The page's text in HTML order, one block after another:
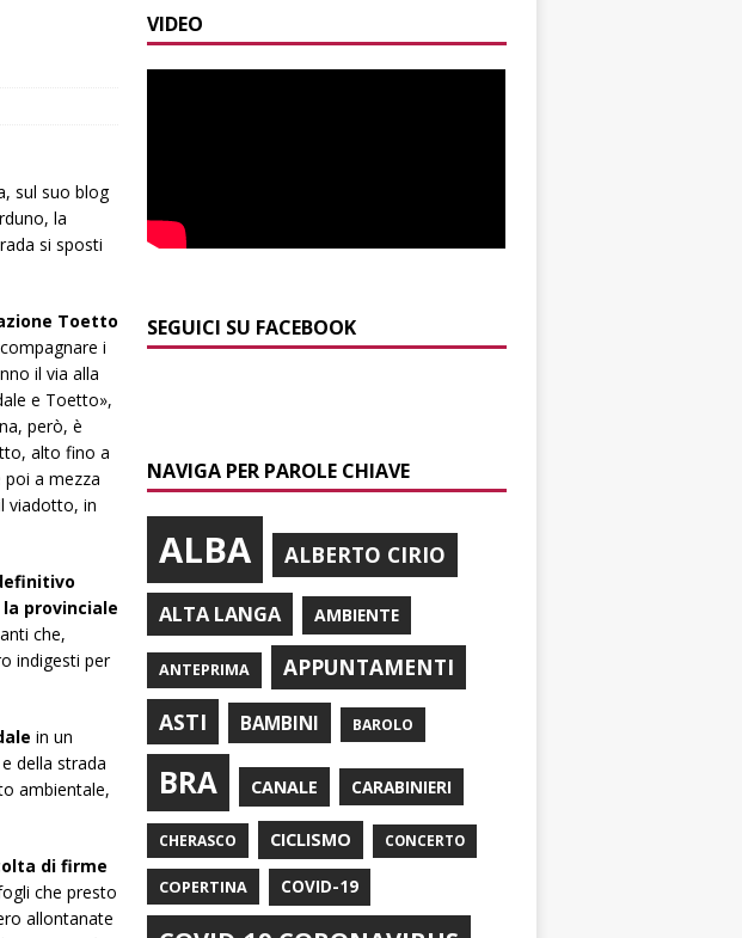
vita tra la
il
storia di
sul suo blog
la
si sposti
Toetto
i
il via alla
e Toetto»,
però, è
alto fino a
a mezza
viadotto, in
provinciale
che,
indigesti per
in un
della strada
ambientale,
di firme
che presto
allontanate
VIDEO
SEGUICI SU FACEBOOK
NAVIGA PER PAROLE CHIAVE
ALBA ALBERTO CIRIO
ALTA LANGA AMBIENTE
ANTEPRIMA
APPUNTAMENTI
ASTI
BAMBINI BAROLO
BRA CANALE CARABINIERI
CHERASCO CICLISMO CONCERTO
COPERTINA COVID-19